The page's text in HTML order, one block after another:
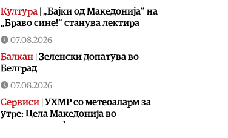
Култура | „Бајки од Македонија“ на
„Браво сине!“ станува лектира
07.08.2026
Балкан | Зеленски допатува во
Белград
07.08.2026
Сервиси | УХМР со метеоаларм за
утре: Цела Македонија во
портокалова фаза